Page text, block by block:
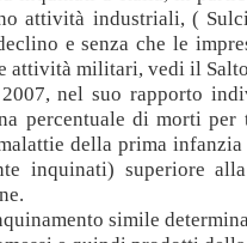
attività industriali, (
e senza che le
attività militari, vedi il
nel suo rapporto
percentuale di morti per
della prima
inquinati) superiore
simile